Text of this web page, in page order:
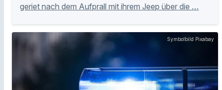
geriet nach dem Aufprall mit ihrem Jeep über die …
Symbolbild Pixabay